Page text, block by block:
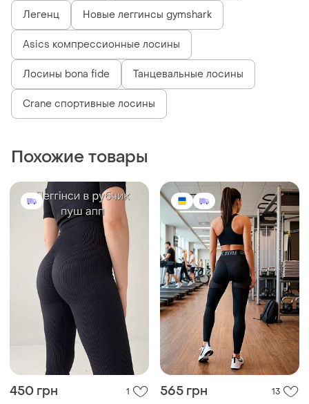
Легенц Новые леггинсы gymshark
Asics компрессионные лосины
Лосины bona fide Танцевальные лосины
Crane спортивные лосины
Похожие товары
450 грн 1 565 грн 13